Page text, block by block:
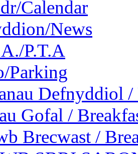
Calendar
News
P.T.A
Parking
Defnyddiol /
Gofal /
Brecwast /